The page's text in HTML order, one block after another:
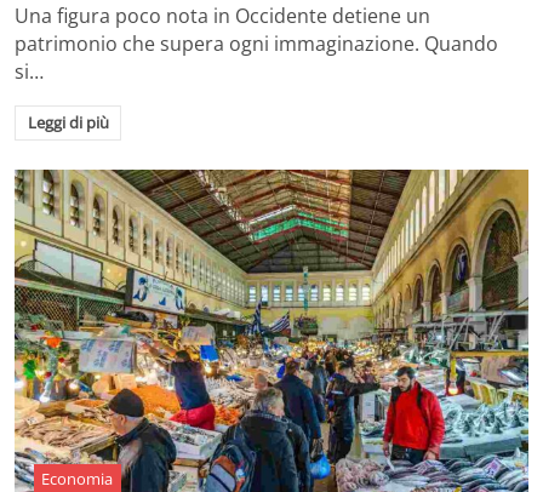
Una figura poco nota in Occidente detiene un
patrimonio che supera ogni immaginazione. Quando
si…
Leggi di più
Economia